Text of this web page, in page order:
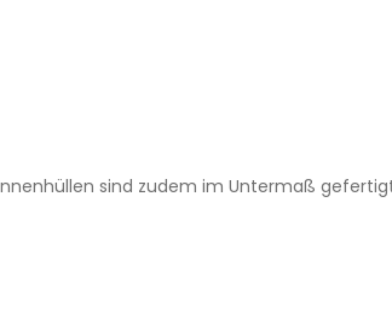
sind zudem im Untermaß